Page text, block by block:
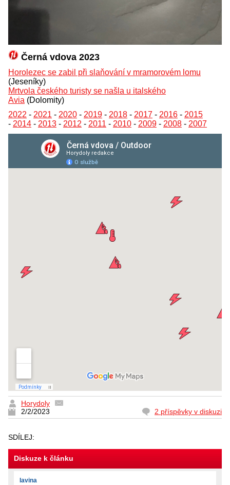
Černá vdova 2023
Horolezec se zabil při slaňování v mramorovém lomu
(Jeseníky)
Mrtvola českého turisty se našla u italského
Avia (Dolomity)
2022 - 2021 - 2020 - 2019 - 2018 - 2017 - 2016 - 2015
- 2014 - 2013 - 2012 - 2011 - 2010 - 2009 - 2008 - 2007
Horydoly
2/2/2023
2 příspěvky v diskuzi
SDÍLEJ:
Diskuze k článku
lavina